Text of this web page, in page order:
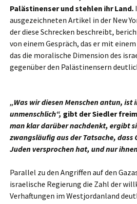
Palästinenser und stehlen ihr Land.
ausgezeichneten Artikel in der New
der diese Schrecken beschreibt,
von einem Gespräch, das er mit
das die moralische Dimension des
gegenüber den Palästinensern
„Was wir diesen Menschen antun, ist
unmenschlich“, gibt der Siedler
man klar darüber nachdenkt, ergibt
zwangsläufig aus der Tatsache, dass
Juden versprochen hat, und nur
Parallel zu den Angriffen auf den
israelische Regierung die Zahl der
Verhaftungen im Westjordanland